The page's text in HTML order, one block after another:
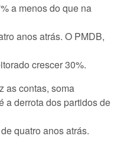
a menos do que na
anos atrás. O PMDB,
crescer 30%.
as contas, soma
a derrota dos partidos de
quatro anos atrás.